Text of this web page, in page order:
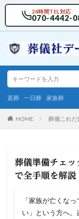
24時間TEL対応
070-4442-
直葬 一日葬 家族葬
HOME 葬儀これだ
葬儀準備チェッ
で全手順を解説
「家族が亡くな
い」という方へ